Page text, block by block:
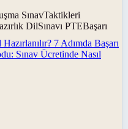
SınavTaktikleri
DilSınavı PTEBaşarı
7 Adımda Başarı
Sınav Ücretinde Nasıl